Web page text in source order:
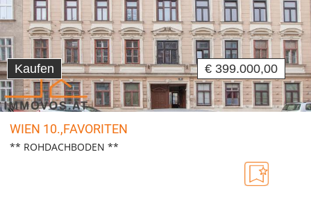
Kaufen € 399.000,00
WIEN 10.,FAVORITEN
** ROHDACHBODEN **